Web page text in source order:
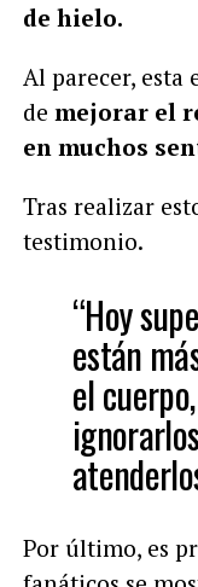
de hielo.
Al parecer, esta
de mejorar el
en muchos
Tras realizar
testimonio.
“Hoy
están
el
Por último, es